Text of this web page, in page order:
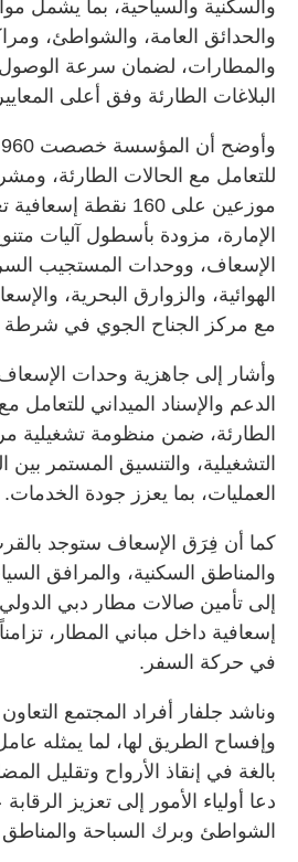
والسكنية والسياحية، بما يشمل
والحدائق العامة، والشواطئ،
والمطارات، لضمان سرعة الوصول
البلاغات الطارئة وفق أعلى
للتعامل مع الحالات الطارئة،
موزعين على 160
الإمارة، مزودة بأسطول آليات
الإسعاف، ووحدات المستجيب
الهوائية، والزوارق البحرية،
مع مركز الجناح الجوي في شرطة
وأشار إلى جاهزية وحدات
الدعم والإسناد الميداني للتعامل
الطارئة، ضمن منظومة تشغيلية
التشغيلية، والتنسيق المستمر بين
العمليات، بما يعزز جودة الخدمات.
كما أن فِرَق الإسعاف ستوجد
والمناطق السكنية، والمرافق
إسعافية داخل مباني المطار،
في حركة السفر.
وناشد جلفار أفراد المجتمع
وإفساح الطريق لها، لما يمثله
بالغة في إنقاذ الأرواح وتقليل
دعا أولياء الأمور إلى تعزيز
الشواطئ وبرك السباحة